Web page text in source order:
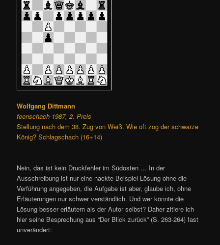
Wolfgang Dittmann
feenschach 1987, 2. Preis
Stellung nach dem 38. Zug von Weiß. Wie oft zog der schwarze
König? Schlagschach (16+14)
Nein, das ist kein Druckfehler im Südosten … In der
Ausschreibung ist nur eine nackte Beispiel-Lösung ohne die
Verführung angegeben, die Aufgabe ist aber, glaube ich, ohne
Erläuterungen nur schwer verständlich. Und wer könnte die
Lösung besser erläutern als der Autor selbst? Daher zitiere ich
hier seine Besprechung aus “Der Blick zurück” (S. 263-264) fast
unverändert: